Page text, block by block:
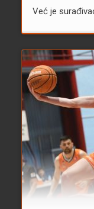
Već je